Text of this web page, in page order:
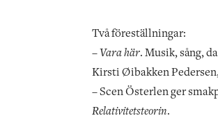
Två föreställningar:
– Vara här. Musik, sång,
Kirsti Øibakken
– Scen Österlen ger
Relativitetsteorin.